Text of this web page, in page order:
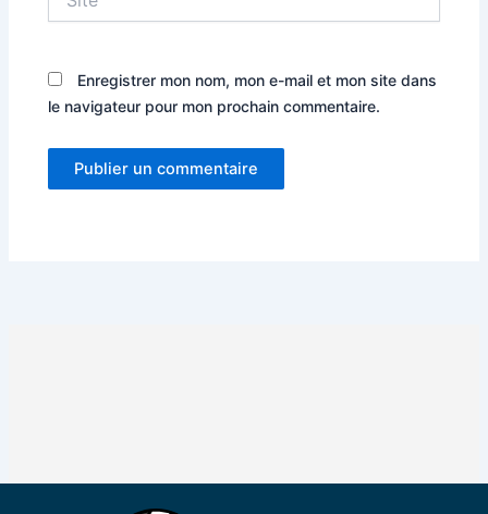
Enregistrer mon nom, mon e-mail et mon site dans
le navigateur pour mon prochain commentaire.